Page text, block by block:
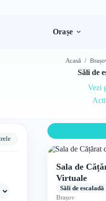
Orașe
Acasă /
Săli de
Vezi
Sala de
Virtuale
Săli de escaladă
Brașov